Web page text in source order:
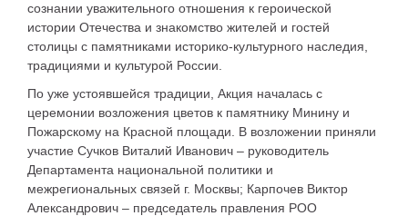
сознании уважительного отношения к героической
истории Отечества и знакомство жителей и гостей
столицы с памятниками историко-культурного наследия,
традициями и культурой России.
По уже устоявшейся традиции, Акция началась с
церемонии возложения цветов к памятнику Минину и
Пожарскому на Красной площади. В возложении приняли
участие Сучков Виталий Иванович – руководитель
Департамента национальной политики и
межрегиональных связей г. Москвы; Карпочев Виктор
Александрович – председатель правления РОО